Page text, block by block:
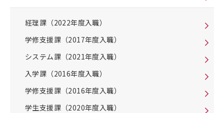
経理課（2022年度入職）
学修支援課（2017年度入職）
システム課（2021年度入職）
入学課（2016年度入職）
学修支援課（2016年度入職）
学生支援課（2020年度入職）